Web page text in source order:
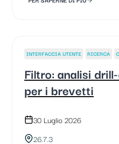
INTERFACCIA UTENTE RICERCA
Filtro: analisi
per i brevetti
30 Luglio 2026
26.7.3